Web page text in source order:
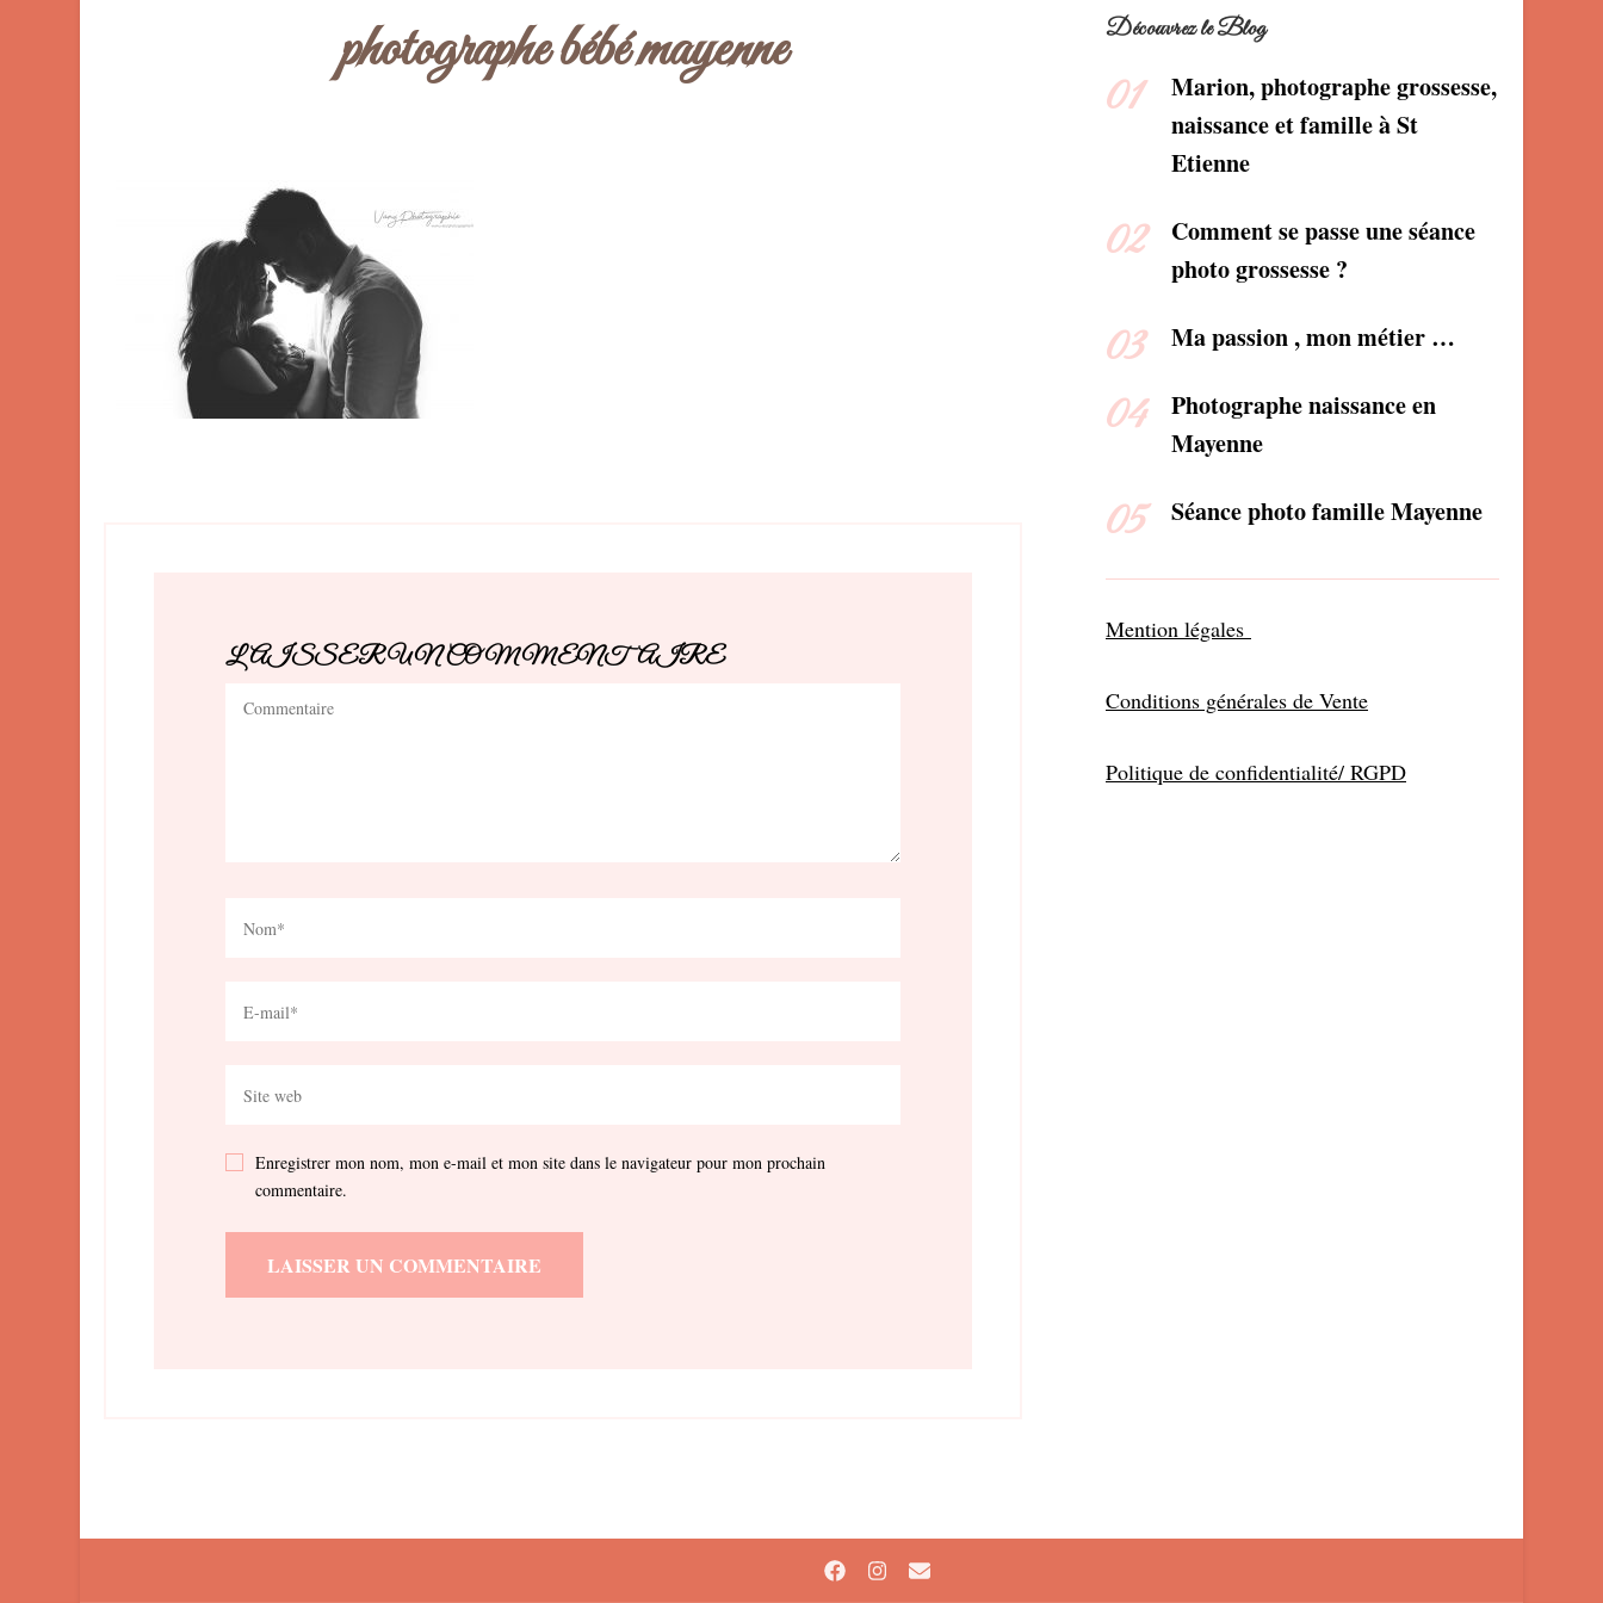
photographe bébé mayenne
LAISSER UN COMMENTAIRE
Enregistrer mon nom, mon e-mail et mon site dans le navigateur pour mon prochain
commentaire.
Découvrez le Blog
Marion, photographe grossesse,
naissance et famille à St
Etienne
Comment se passe une séance
photo grossesse ?
Ma passion , mon métier …
Photographe naissance en
Mayenne
Séance photo famille Mayenne
Mention légales
Conditions générales de Vente
Politique de confidentialité/ RGPD